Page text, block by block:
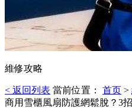
維修攻略
< 返回列表 當前位置： 首页 >
商用雪櫃風扇防護網鬆脫？3